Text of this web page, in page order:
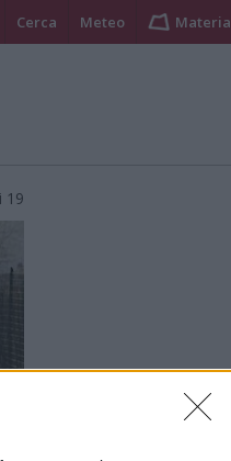
Cerca Meteo Materia
19